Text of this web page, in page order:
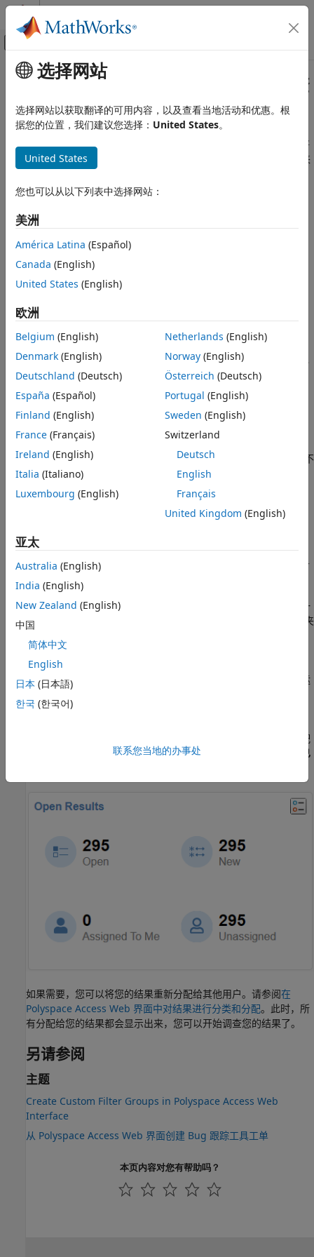
跳到内容
画布外导航菜单切换
文档主页
代码验证
Polyspace Access 快速入门
在 Polyspace Access Web 界面中查看分配
的结果
本页内容
表板查看分配的检查结果
另请参阅
主要内容
在Polyspace
Web 界面中查
看分配的结果
在典型的协同审查工作流程中，
中的结果将
分配给个人，以进一步进行分析、修复或申述。通常有三种方法来
访问分配给您的结果：
打开Polyspace Access，从工程概述仪表板导航到分配给您
的结果。
下拉列表中的已分配给我
如果您收到指向结果的链接，请点击链接来查看分配给您的结果。
链接一般通过电子邮件或 Bug 跟踪工具工单发送。
使用Polyspace
工程资源管理器和仪表板查看
分配的检查结果
开始在Polyspace Access 中审查分配给您的结果之前，请确保：
您具有 Polyspace Access 的有效登录信息。
您知道您公司的 Polyspace AccessWeb 界面的 URL。如果不
知道该 URL，请联系您的
Polyspace Access
结果必须已上传到 Polyspace Access
使用 Web 浏览器登录到您公司的
Web 界
面。
打开左侧的工程资源管理器
并选择您的工程运行。工程列在一
个文件-文件夹组织系统中。工程文件夹可以包含其他子文件夹
其中显示您的结果。
如果您选择该文件夹，控制面板将显示该文件夹中所有工程运
行的统计信息的汇总。
，该列表已经过过滤，其中仅包含分配
给您的所有结果。如果您选择某个文件夹而非工程运行，则
已
如果需要，您可以将您的结果重新分配给其他用户。请参阅在
Polyspace Access Web 界面中对结果进行分类和分配。此时，所
有分配给您的结果都会显示出来，您可以开始调查您的结果了。
另请参阅
主题
Create Custom Filter Groups in Polyspace Access Web
Interface
从 Polyspace Access Web 界面创建 Bug 跟踪工具工单
本页内容对您有帮助吗？
选择网站
选择网站以获取翻译的可用内容，以及查看当地活动和优惠。根
据您的位置，我们建议您选择： United States。
United States
您也可以从以下列表中选择网站：
美洲
América Latina (Español)
Canada (English)
United States (English)
欧洲
Belgium (English)
Denmark (English)
Deutschland (Deutsch)
España (Español)
Finland (English)
France (Français)
Ireland (English)
Italia (Italiano)
Luxembourg (English)
Netherlands (English)
Norway(English)
Österreich (Deutsch)
Portugal (English)
Sweden (English)
Switzerland
Deutsch
English
Français
United Kingdom (English)
亚太
Australia (English)
India (English)
New Zealand (English)
中国
简体中文
English
日本 (日本語)
한국 (한국어)
联系您当地的办事处